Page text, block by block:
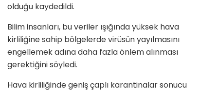
olduğu kaydedildi.
Bilim insanları, bu veriler ışığında yüksek hava
kirliliğine sahip bölgelerde virüsün yayılmasını
engellemek adına daha fazla önlem alınması
gerektiğini söyledi.
Hava kirliliğinde geniş çaplı karantinalar sonucu